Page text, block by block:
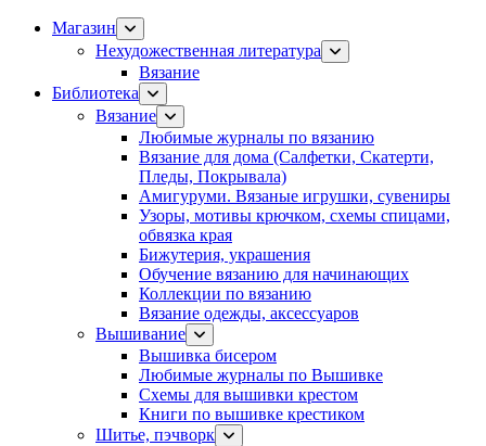
Магазин
Нехудожественная литература
Вязание
Библиотека
Вязание
Любимые журналы по вязанию
Вязание для дома (Салфетки, Скатерти,
Пледы, Покрывала)
Амигуруми. Вязаные игрушки, сувениры
Узоры, мотивы крючком, схемы спицами,
обвязка края
Бижутерия, украшения
Обучение вязанию для начинающих
Коллекции по вязанию
Вязание одежды, аксессуаров
Вышивание
Вышивка бисером
Любимые журналы по Вышивке
Схемы для вышивки крестом
Книги по вышивке крестиком
Шитье, пэчворк